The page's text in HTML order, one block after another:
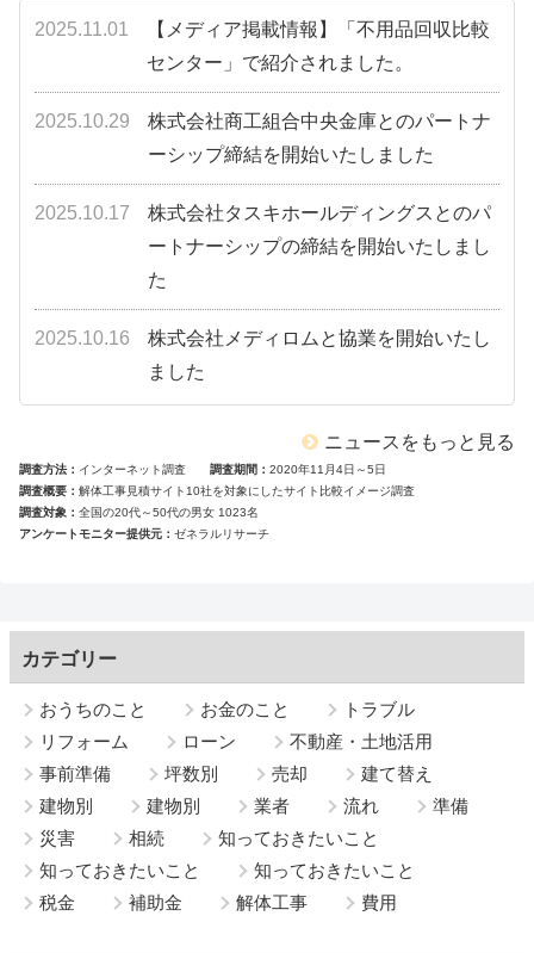
2025.11.01
【メディア掲載情報】「不用品回収比較
センター」で紹介されました。
2025.10.29
株式会社商工組合中央金庫とのパートナ
ーシップ締結を開始いたしました
2025.10.17
株式会社タスキホールディングスとのパ
ートナーシップの締結を開始いたしまし
た
2025.10.16
株式会社メディロムと協業を開始いたし
ました
ニュースをもっと見る
調査方法 インターネット調査 調査期間
2020年11月4日～5日
調査概要
解体工事見積サイト10社を対象にしたサイト比較イメージ調査
調査対象
全国の20代～50代の男女 1023名
アンケートモニター提供元
ゼネラルリサーチ
カテゴリー
おうちのこと お金のこと
トラブル
リフォーム
ローン
不動産・土地活用
事前準備
坪数別 売却
建て替え
建物別
建物別 業者 流れ
準備
災害
相続
知っておきたいこと
知っておきたいこと
知っておきたいこと
税金
補助金 解体工事 費用